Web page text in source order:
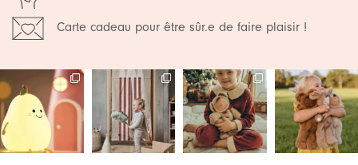
Carte cadeau pour être sûr.e de faire plaisir !